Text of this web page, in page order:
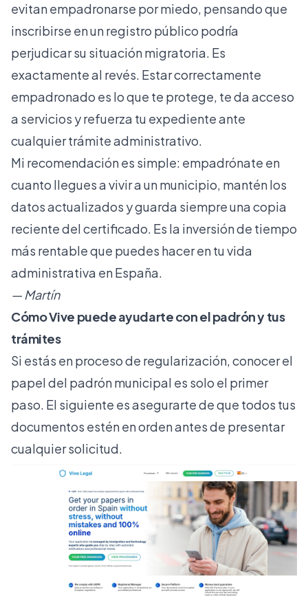
evitan empadronarse por miedo, pensando que
inscribirse en un registro público podría
perjudicar su situación migratoria. Es
exactamente al revés. Estar correctamente
empadronado es lo que te protege, te da acceso
a servicios y refuerza tu expediente ante
cualquier trámite administrativo.
Mi recomendación es simple: empadrónate en
cuanto llegues a vivir a un municipio, mantén los
datos actualizados y guarda siempre una copia
reciente del certificado. Es la inversión de tiempo
más rentable que puedes hacer en tu vida
administrativa en España.
— Martín
Cómo Vive puede ayudarte con el padrón y tus
trámites
Si estás en proceso de regularización, conocer el
papel del padrón municipal es solo el primer
paso. El siguiente es asegurarte de que todos tus
documentos estén en orden antes de presentar
cualquier solicitud.